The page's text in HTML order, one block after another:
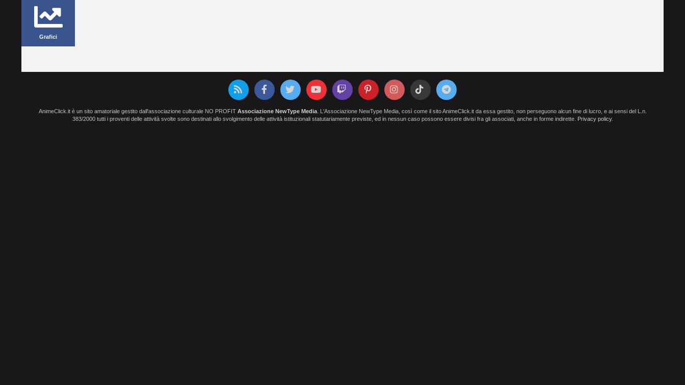
Grafici
AnimeClick.it è un sito amatoriale gestito dall'associazione culturale NO PROFIT Associazione NewType Media. L'Associazione NewType Media, così come il sito AnimeClick.it da essa gestito, non perseguono alcun fine di lucro, e ai sensi del L.n.
383/2000 tutti i proventi delle attività svolte sono destinati allo svolgimento delle attività istituzionali statutariamente previste, ed in nessun caso possono essere divisi fra gli associati, anche in forme indirette. Privacy policy.